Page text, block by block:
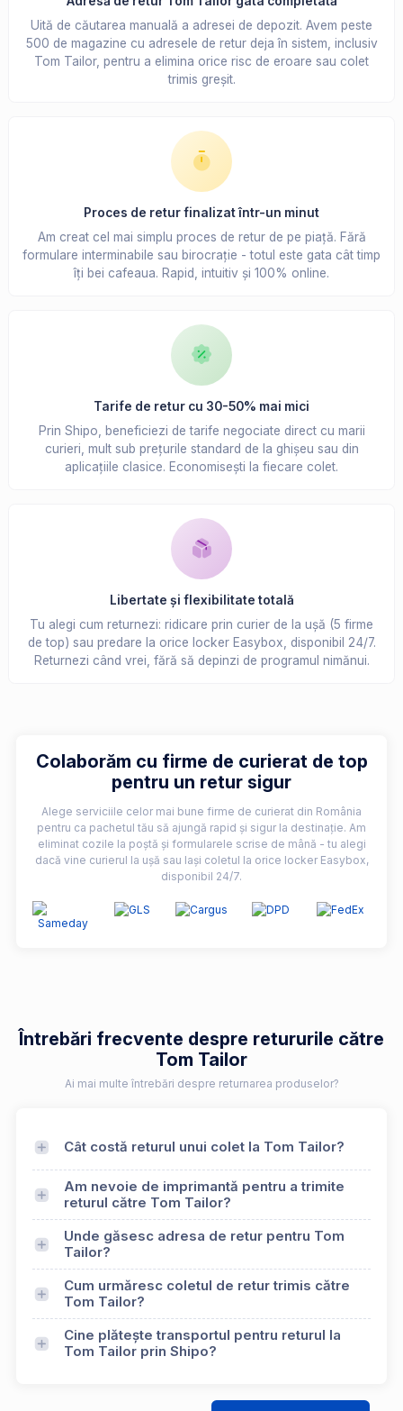
Uită de căutarea manuală a adresei de depozit. Avem peste
500 de magazine cu adresele de retur deja în sistem, inclusiv
Tom Tailor, pentru a elimina orice risc de eroare sau colet
trimis greșit.
Proces de retur finalizat într-un minut
Am creat cel mai simplu proces de retur de pe piață. Fără
formulare interminabile sau birocrație - totul este gata cât timp
îți bei cafeaua. Rapid, intuitiv și 100% online.
Tarife de retur cu 30-50% mai mici
Prin Shipo, beneficiezi de tarife negociate direct cu marii
curieri, mult sub prețurile standard de la ghișeu sau din
aplicațiile clasice. Economisești la fiecare colet.
Libertate și flexibilitate totală
Tu alegi cum returnezi: ridicare prin curier de la ușă (5 firme
de top) sau predare la orice locker Easybox, disponibil 24/7.
Returnezi când vrei, fără să depinzi de programul nimănui.
Colaborăm cu firme de curierat de top
pentru un retur sigur
Alege serviciile celor mai bune firme de curierat din România
pentru ca pachetul tău să ajungă rapid și sigur la destinație. Am
eliminat cozile la poștă și formularele scrise de mână - tu alegi
dacă vine curierul la ușă sau lași coletul la orice locker Easybox,
disponibil 24/7.
Întrebări frecvente despre retururile către
Tom Tailor
Ai mai multe întrebări despre returnarea produselor?
Cât costă returul unui colet la Tom Tailor?
Am nevoie de imprimantă pentru a trimite
returul către Tom Tailor?
Unde găsesc adresa de retur pentru Tom
Tailor?
Cum urmăresc coletul de retur trimis către
Tom Tailor?
Cine plătește transportul pentru returul la
Tom Tailor prin Shipo?